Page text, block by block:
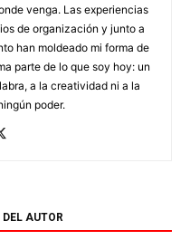
venga. Las experiencias
de organización y junto a
han moldeado mi forma de
parte de lo que soy hoy: un
a la creatividad ni a la
poder.
AUTOR